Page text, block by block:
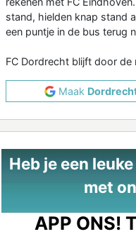
stand, hielden knap stand
een puntje in de bus terug
FC Dordrecht blijft door de
Maak
Heb je een
met
APP ONS!